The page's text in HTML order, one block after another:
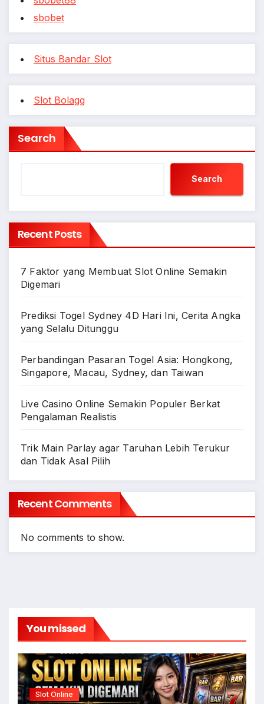
sbobet
Situs Bandar Slot
Slot Bolagg
Search
Search
Recent Posts
7 Faktor yang Membuat Slot Online Semakin
Digemari
Prediksi Togel Sydney 4D Hari Ini, Cerita Angka
yang Selalu Ditunggu
Perbandingan Pasaran Togel Asia: Hongkong,
Singapore, Macau, Sydney, dan Taiwan
Live Casino Online Semakin Populer Berkat
Pengalaman Realistis
Trik Main Parlay agar Taruhan Lebih Terukur
dan Tidak Asal Pilih
Recent Comments
No comments to show.
You missed
Slot Online